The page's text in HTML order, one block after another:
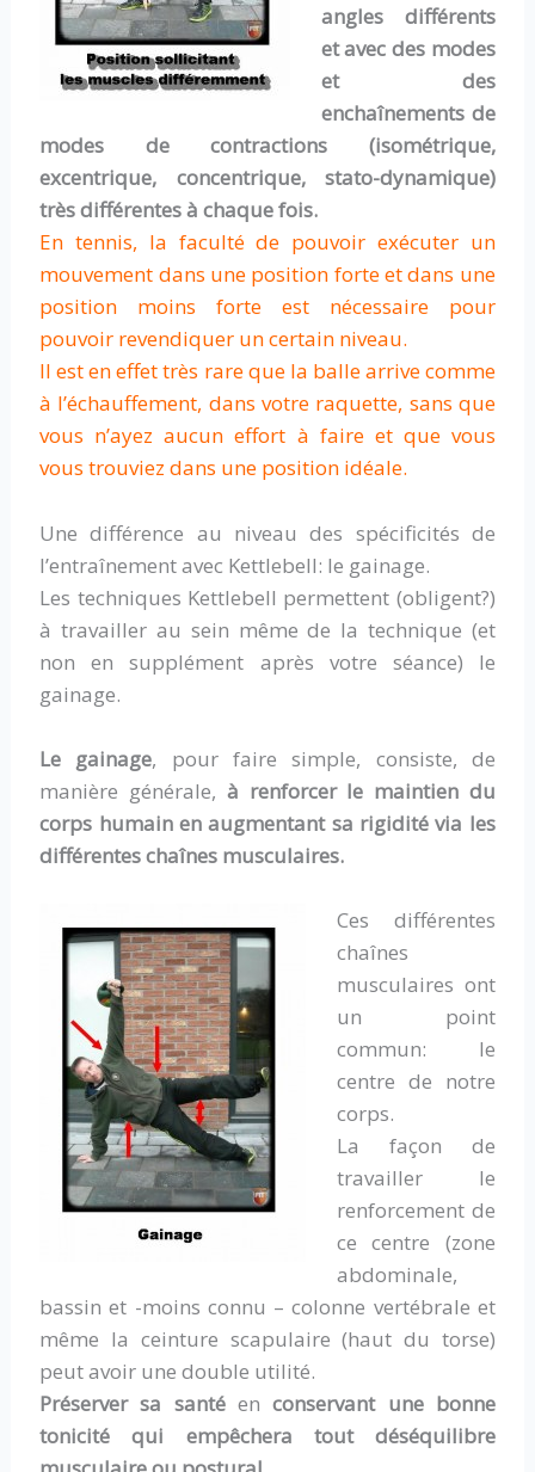
angles différents
et avec des modes
et des
enchaînements de
modes de contractions
(isométrique,
excentrique, concentrique, stato-dynamique)
très différentes à chaque fois.
En tennis, la faculté de pouvoir exécuter un
mouvement dans une position forte et dans une
position moins forte est nécessaire pour
pouvoir revendiquer un certain niveau.
Il est en effet très rare que la balle arrive comme
à l’échauffement, dans votre raquette, sans que
vous n’ayez aucun effort à faire et que vous
vous trouviez dans une position idéale.
Une différence au niveau des spécificités de
l’entraînement avec Kettlebell: le gainage.
Les techniques Kettlebell permettent (obligent?)
à travailler au sein même de la technique (et
non en supplément après votre séance) le
gainage.
Le gainage, pour faire simple, consiste, de
manière générale, à renforcer le maintien du
corps humain en augmentant sa rigidité via les
différentes chaînes musculaires.
Ces différentes
chaînes
musculaires ont
un point
commun: le
centre de notre
corps.
La façon de
travailler le
renforcement de
ce centre (zone
abdominale,
bassin et -moins connu – colonne vertébrale et
même la ceinture scapulaire (haut du torse)
peut avoir une double utilité.
Préserver sa santéenconservant une bonne
tonicité qui empêchera tout déséquilibre